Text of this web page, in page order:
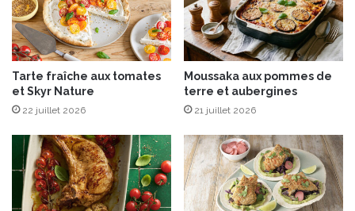
r
r
e
d
e
B
r
Tarte fraîche aux tomates
et Skyr Nature
22 juillet 2026
Moussaka aux pommes de
terre et aubergines
21 juillet 2026